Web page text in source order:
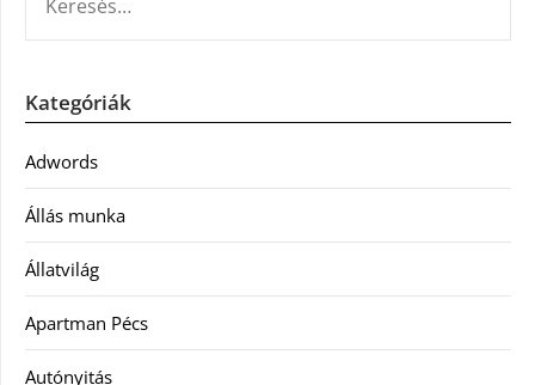
Kategóriák
Adwords
Állás munka
Állatvilág
Apartman Pécs
Autónyitás